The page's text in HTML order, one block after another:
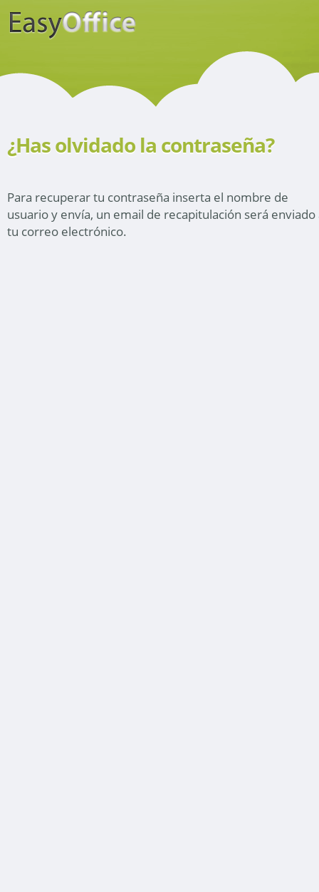
¿Has olvidado la contraseña?
Para recuperar tu contraseña inserta el nombre de
usuario y envía, un email de recapitulación será enviado
tu correo electrónico.